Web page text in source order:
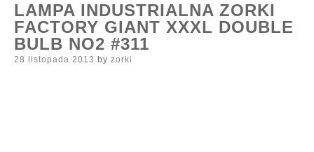
LAMPA INDUSTRIALNA ZORKI
FACTORY GIANT XXXL DOUBLE
BULB NO2 #311
Posted
28 listopada 2013 by zorki